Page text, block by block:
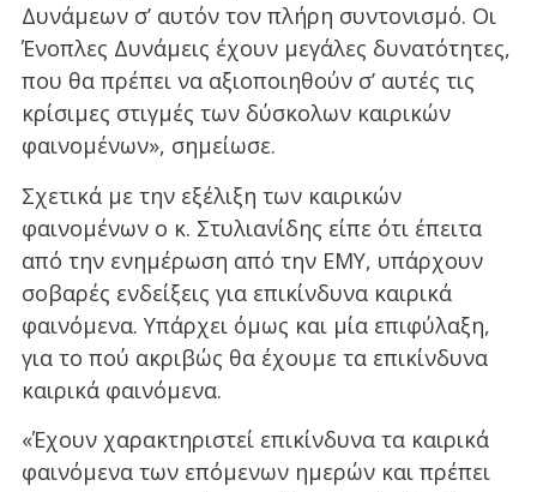
Δυνάμεων σ’ αυτόν τον πλήρη συντονισμό. Οι
Ένοπλες Δυνάμεις έχουν μεγάλες δυνατότητες,
που θα πρέπει να αξιοποιηθούν σ’ αυτές τις
κρίσιμες στιγμές των δύσκολων καιρικών
φαινομένων», σημείωσε.
Σχετικά με την εξέλιξη των καιρικών
φαινομένων ο κ. Στυλιανίδης είπε ότι έπειτα
από την ενημέρωση από την ΕΜΥ, υπάρχουν
σοβαρές ενδείξεις για επικίνδυνα καιρικά
φαινόμενα. Υπάρχει όμως και μία επιφύλαξη,
για το πού ακριβώς θα έχουμε τα επικίνδυνα
καιρικά φαινόμενα.
«Έχουν χαρακτηριστεί επικίνδυνα τα καιρικά
φαινόμενα των επόμενων ημερών και πρέπει